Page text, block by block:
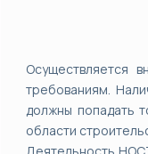
Осуществляется
требованиям.
должны попадать
области